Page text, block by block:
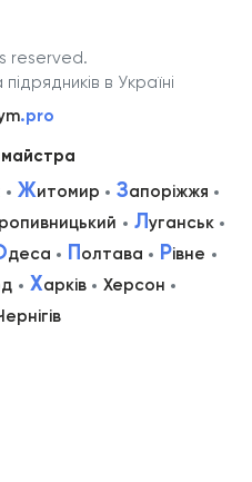
reserved.
в Україні
.pro
Житомир Запоріжжя
Луганськ
деса Полтава Рівне
Харків
Херсон